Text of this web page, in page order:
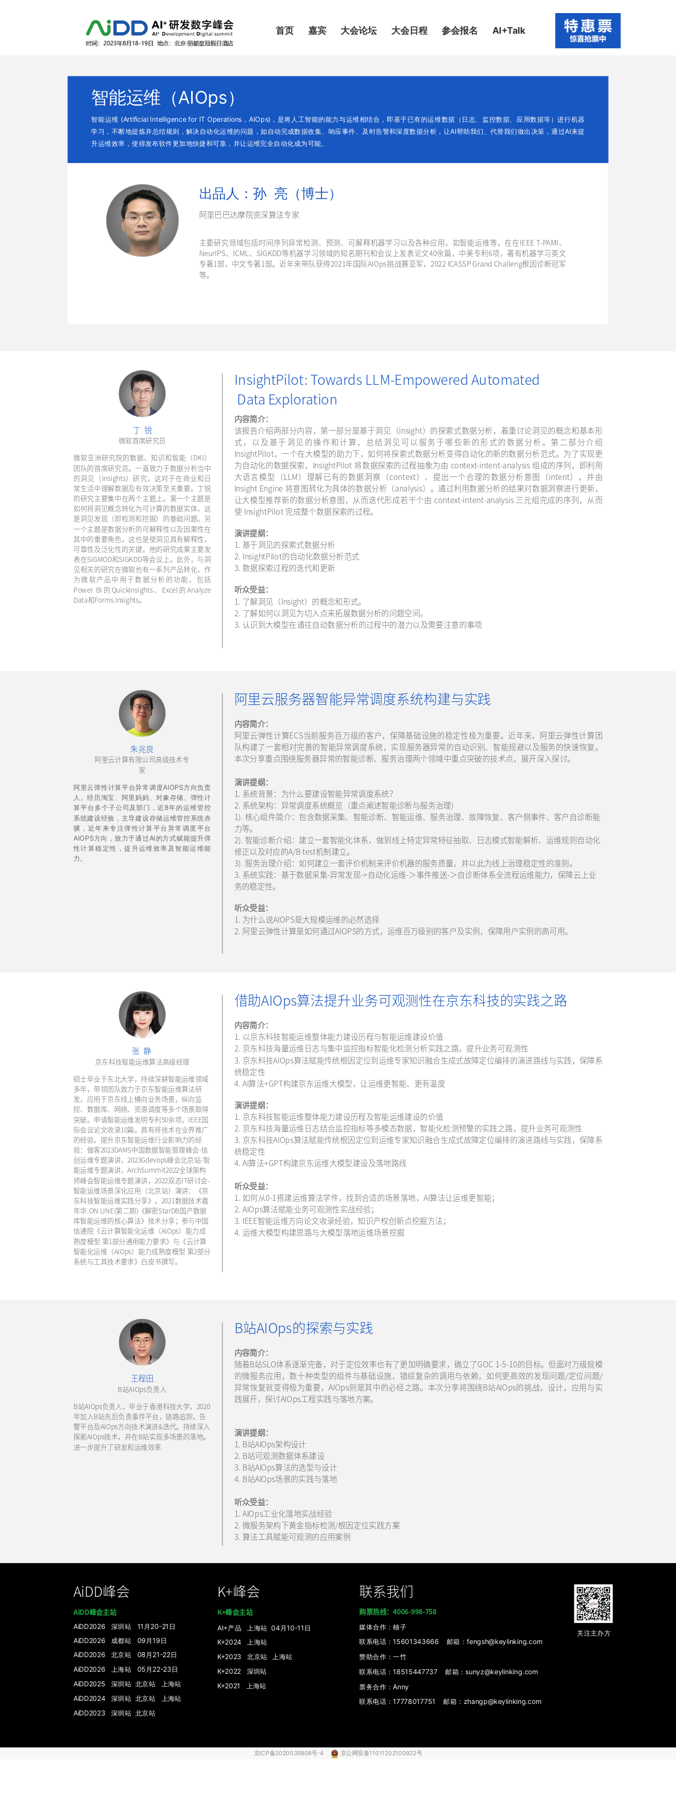
首页 嘉宾 大会论坛 大会日程 参会报名 AI+Talk
出品人：孙 亮（博士）
阿里巴巴达摩院资深算法专家
主要研究领域包括时间序列异常检测、预测、可解释机器学习以及各种应用，如智能运维等。在在IEEE T-PAMI、
NeurIPS、ICML、SIGKDD等机器学习领域的知名期刊和会议上发表论文40余篇，中美专利6项，著有机器学习英文
专著1部，中文专著1部。近年来带队获得2021年国际AIOps挑战赛亚军，2022 ICASSP Grand Challeng根因诊断冠军
等。
智能运维（AIOps）
智能运维 (Artificial Intelligence for IT Operations，AIOps)，是将人工智能的能力与运维相结合，即基于已有的运维数据（日志、监控数据、应用数据等）进行机器
学习，不断地提炼并总结规则，解决自动化运维的问题，如自动完成数据收集、响应事件、及时告警和深度数据分析，让AI帮助我们、代替我们做出决策，通过AI来提
升运维效率，使得发布软件更加地快捷和可靠，并让运维完全自动化成为可能。
InsightPilot: Towards LLM-Empowered Automated
Data Exploration
丁 锐
微软首席研究员
微软亚洲研究院的数据、知识和智能（DKI）
团队的首席研究员。一直致力于数据分析当中
的洞见（insights）研究，这对于在商业和日
常生活中理解数据及有效决策至关重要。丁锐
的研究主要集中在两个主题上。第一个主题是
如何将洞见概念转化为可计算的数据实体，这
是洞见发现（即检测和挖掘）的基础问题。另
一个主题是数据分析的可解释性以及因果性在
其中的重要角色，这也是使洞见具有解释性，
可靠性及泛化性的关键。他的研究成果主要发
表在SIGMOD和SIGKDD等会议上。此外，与洞
见相关的研究在微软也有一系列产品转化，作
为微软产品中用于数据分析的功能，包括
Power BI的QuickInsights、Excel的Analyze
Data和Forms Insights。
内容简介：
该报告介绍两部分内容，第一部分是基于洞见（insight）的探索式数据分析，着重讨论洞见的概念和基本形
式，以及基于洞见的操作和计算，总结洞见可以服务于哪些新的形式的数据分析。第二部分介绍
InsightPilot，一个在大模型的助力下，如何将探索式数据分析变得自动化的新的数据分析范式。为了实现更
为自动化的数据探索，InsightPilot 将数据探索的过程抽象为由 context-intent-analysis 组成的序列，即利用
大语言模型（LLM）理解已有的数据洞察（context）、提出一个合理的数据分析意图（intent），并由
Insight Engine 将意图转化为具体的数据分析（analysis）。通过利用数据分析的结果对数据洞察进行更新，
让大模型推荐新的数据分析意图，从而迭代形成若干个由 context-intent-analysis 三元组完成的序列，从而
使 InsightPilot 完成整个数据探索的过程。
演讲提纲：
1. 基于洞见的探索式数据分析
2. InsightPilot的自动化数据分析范式
3. 数据探索过程的迭代和更新
听众受益：
1. 了解洞见（Insight）的概念和形式。
2. 了解如何以洞见为切入点来拓展数据分析的问题空间。
3. 认识到大模型在通往自动数据分析的过程中的潜力以及需要注意的事项
阿里云服务器智能异常调度系统构建与实践
内容简介：
阿里云弹性计算ECS当前服务百万级的客户，保障基础设施的稳定性极为重要。近年来，阿里云弹性计算团
队构建了一套相对完善的智能异常调度系统，实现服务器异常的自动识别、智能规避以及服务的快速恢复。
本次分享重点围绕服务器异常的智能诊断、服务治理两个领域中重点突破的技术点，展开深入探讨。
演讲提纲：
1. 系统背景：为什么要建设智能异常调度系统？
2. 系统架构：异常调度系统概览（重点阐述智能诊断与服务治理)
1). 核心组件简介：包含数据采集、智能诊断、智能运维、服务治理、故障恢复、客户侧事件、客户自诊断能
力等。
2). 智能诊断介绍：建立一套智能化体系，做到线上特定异常特征抽取、日志模式智能解析、运维规则自动化
修正以及对应的A/B test机制建立。
3). 服务治理介绍：如何建立一套评价机制来评价机器的服务质量，并以此为线上治理稳定性的准则。
3. 系统实践：基于数据采集-异常发现->自动化运维-＞事件推送-＞自诊断体系全流程运维能力，保障云上业
务的稳定性。
听众受益：
1. 为什么说AIOPS是大规模运维的必然选择
2. 阿里云弹性计算是如何通过AIOPS的方式，运维百万级别的客户及实例，保障用户实例的高可用。
朱兆良
阿里云计算有限公司高级技术专
家
阿里云弹性计算平台异常调度AIOPS方向负责
人。经历淘宝、阿里妈妈、对象存储、弹性计
算平台多个子公司及部门，近8年的运维管控
系统建设经验，主导建设存储运维管控系统赤
骥，近年来专注弹性计算平台异常调度平台
AIOPS方向，致力于通过AI的方式赋能提升弹
性计算稳定性，提升运维效率及智能运维能
力。
借助AIOps算法提升业务可观测性在京东科技的实践之路
内容简介：
1. 以京东科技智能运维整体能力建设历程与智能运维建设价值
2. 京东科技海量运维日志与集中监控指标智能化检测分析实践之路，提升业务可观测性
3. 京东科技AIOps算法赋能传统根因定位到运维专家知识融合生成式故障定位编排的演进路线与实践，保障系
统稳定性
4. AI算法+GPT构建京东运维大模型，让运维更智能、更有温度
演讲提纲：
1. 京东科技智能运维整体能力建设历程及智能运维建设的价值
2. 京东科技海量运维日志结合监控指标等多模态数据，智能化检测预警的实践之路，提升业务可观测性
3. 京东科技AIOps算法赋能传统根因定位到运维专家知识融合生成式故障定位编排的演进路线与实践，保障系
统稳定性
4. AI算法+GPT构建京东运维大模型建设及落地路线
听众受益：
1. 如何从0-1搭建运维算法学件，找到合适的场景落地，AI算法让运维更智能；
2. AIOps算法赋能业务可观测性实战经验；
3. IEEE智能运维方向论文收录经验，知识产权创新点挖掘方法；
4. 运维大模型构建思路与大模型落地运维场景挖掘
张 静
京东科技智能运维算法高级经理
硕士毕业于东北大学，持续深耕智能运维领域
多年，带领团队致力于京东智能运维算法研
发，应用于京东线上横向业务场景，纵向监
控、数据库、网络、资源调度等多个场景取得
突破。申请智能运维发明专利50余项，IEEE国
际会议论文收录10篇。具有将技术在业界推广
的经验，提升京东智能运维行业影响力的经
验：做客2023DAMS中国数据智能管理峰会-信
创运维专题演讲，2023Gdevops峰会北京站-智
能运维专题演讲，ArchSummit2022全球架构
师峰会智能运维专题演讲，2022双态IT研讨会-
智能运维场景深化应用（北京站）演讲：《京
东科技智能运维实践分享》，2021数据技术嘉
年华.ON LINE(第二期)《解密StarDB国产数据
库智能运维的核心算法》技术分享；参与中国
信通院《云计算智能化运维（AIOps）能力成
熟度模型 第1部分通用能力要求》与《云计算
智能化运维（AIOps）能力成熟度模型 第2部分
系统与工具技术要求》白皮书撰写。
B站AIOps的探索与实践
内容简介：
随着B站SLO体系逐渐完备，对于定位效率也有了更加明确要求，确立了GOC 1-5-10的目标。但面对万级规模
的微服务应用，数十种类型的组件与基础设施，错综复杂的调用与依赖，如何更高效的发现问题/定位问题/
异常恢复就变得极为重要，AIOps则是其中的必经之路。本次分享将围绕B站AIOps的挑战，设计，应用与实
践展开，探讨AIOps工程实践与落地方案。
演讲提纲：
1. B站AIOps架构设计
2. B站可观测数据体系建设
3. B站AIOps算法的选型与设计
4. B站AIOps场景的实践与落地
听众受益：
1. AIOps工业化落地实战经验
2. 微服务架构下黄金指标检测/根因定位实践方案
3. 算法工具赋能可观测的应用案例
王程田
B站AIOps负责人
B站AIOps负责人，毕业于香港科技大学，2020
年加入B站先后负责事件平台，链路追踪，告
警平台及AIOps方向技术演进&迭代。持续深入
探索AIOps技术，并在B站实现多场景的落地。
进一步提升了研发和运维效率
AiDD峰会 K+峰会 联系我们
购票热线：4006-998-758
媒体合作：柚子
联系电话：15601343666 邮箱：fengsh@keylinking.com
赞助合作：一竹
联系电话：18515447737 邮箱：sunyz@keylinking.com
票务合作：Anny
联系电话：17778017751 邮箱：zhangp@keylinking.com
AiDD峰会主站 K+峰会主站
北京站
AI+产品 上海站 04月10-11日
K+2021 上海站
K+2022 深圳站
上海站
K+2023 北京站
K+2024 上海站
AiDD2023 深圳站
上海站
上海站
北京站
北京站
AiDD2024 深圳站
AiDD2025 深圳站
AiDD2026 上海站 05月22-23日
AiDD2026 北京站 08月21-22日
AiDD2026 成都站 09月19日
AiDD2026 深圳站 11月20-21日
关注主办方
京ICP备2020039808号-4 京公网安备11011202100922号